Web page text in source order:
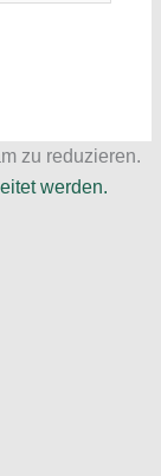
zu reduzieren.
werden.